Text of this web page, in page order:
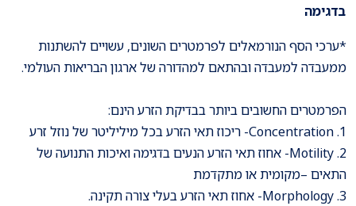
בדגימה
*ערכי הסף הנורמאלים לפרמטרים השונים, עשויים להשתנות
ממעבדה למעבדה ובהתאם למהדורה של ארגון הבריאות העולמי.
הפרמטרים החשובים ביותר בבדיקת הזרע הינם:
1. Concentration- ריכוז תאי הזרע בכל מיליליטר של נוזל זרע
2. Motility- אחוז תאי הזרע הנעים בדגימה ואיכות התנועה של
התאים –מקומית או מתקדמת
3. Morphology- אחוז תאי הזרע בעלי צורה תקינה.